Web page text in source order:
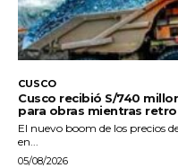
CUSCO
Cusco recibió S/740
para obras mientras
El nuevo boom de los precios
en...
05/08/2026